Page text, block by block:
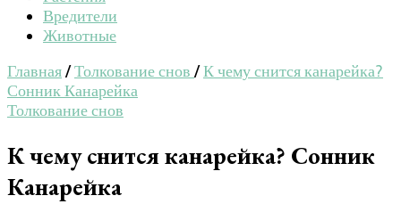
Вредители
Животные
Главная/Толкование снов /К чему снится канарейка?
Сонник Канарейка
Толкование снов
К чему снится канарейка? Сонник
Канарейка